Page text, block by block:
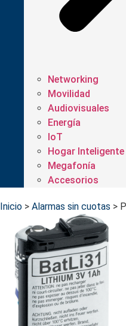
Networking
Movilidad
Audiovisuales
Energía
IoT
Hogar Inteligente
Megafonía
Accesorios
Inicio > Alarmas sin cuotas >